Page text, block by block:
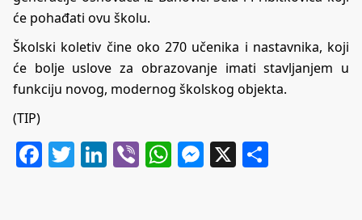
će pohađati ovu školu.
Školski koletiv čine oko 270 učenika i nastavnika, koji
će bolje uslove za obrazovanje imati stavljanjem u
funkciju novog, modernog školskog objekta.
(TIP)
Facebook
Twitter
LinkedIn
ViberWhatsApp
Messenger
X